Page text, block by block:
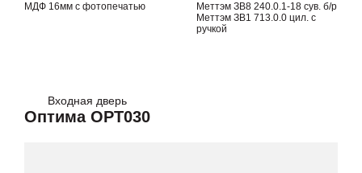
МДФ 16мм с фотопечатью
Меттэм ЗВ8 240.0.1-18 сув. б/р
Меттэм ЗВ1 713.0.0 цил. с
ручкой
Входная дверь
Оптима OPT030